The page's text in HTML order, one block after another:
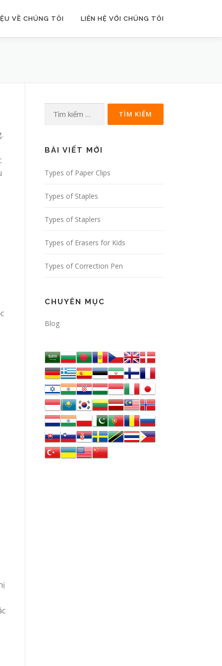
VỀ CHÚNG TÔI LIÊN HỆ VỚI CHÚNG TÔI
Tìm
BÀI VIẾT MỚI
Types of Paper Clips
Types of Staples
Types of Staplers
Types of Erasers for Kids
Types of Correction Pen
CHUYÊN MỤC
Blog